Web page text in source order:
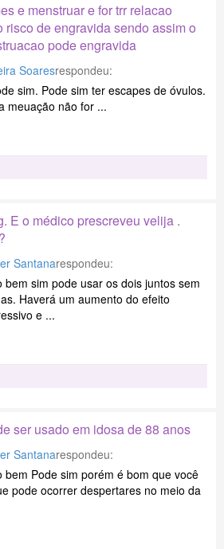
e menstruar e for trr relacao
risco de engravida sendo assim o
pode engravida
Soaresrespondeu:
sim. Pode sim ter escapes de óvulos.
meuação não for ...
E o médico prescreveu velija .
Santanarespondeu:
bem sim pode usar os dois juntos sem
Haverá um aumento do efeito
e ...
ser usado em idosa de 88 anos
Santanarespondeu:
bem Pode sim porém é bom que você
pode ocorrer despertares no meio da